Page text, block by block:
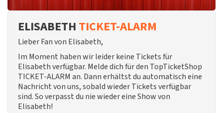
ELISABETH TICKET-ALARM
Lieber Fan von Elisabeth,
Im Moment haben wir leider keine Tickets für
Elisabeth verfügbar. Melde dich für den TopTicketShop
TICKET-ALARM an. Dann erhältst du automatisch eine
Nachricht von uns, sobald wieder Tickets verfügbar
sind. So verpasst du nie wieder eine Show von
Elisabeth!